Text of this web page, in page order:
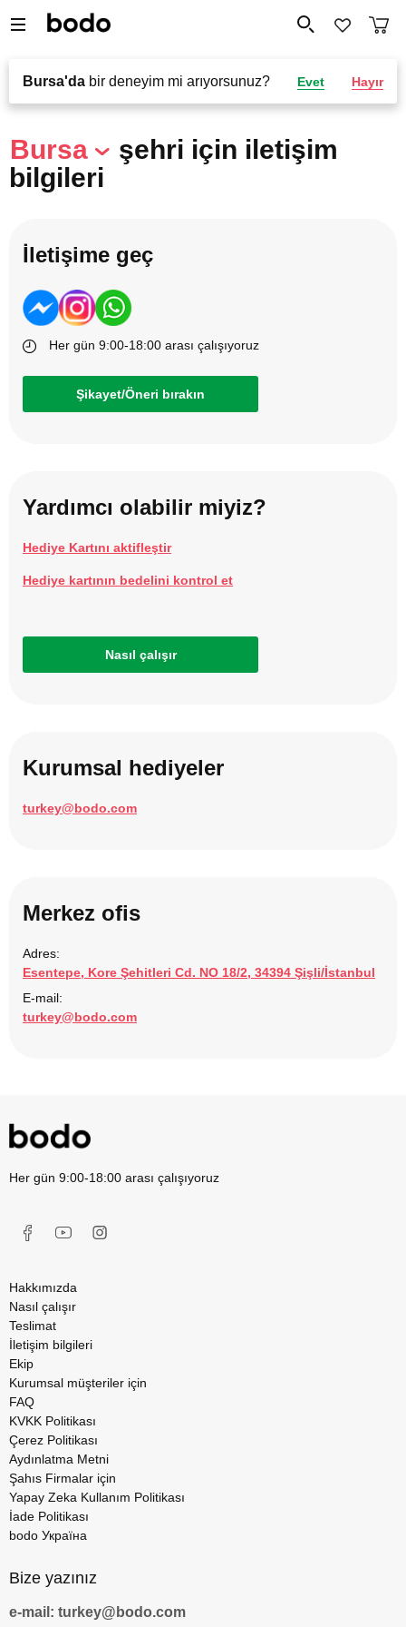
Bursa'da bir deneyim mi arıyorsunuz? Evet Hayır
Bursa
şehri için iletişim
bilgileri
İletişime geç
Her gün 9:00-18:00 arası çalışıyoruz
Şikayet/Öneri bırakın
Yardımcı olabilir miyiz?
Hediye Kartını aktifleştir
Hediye kartının bedelini kontrol et
Nasıl çalışır
Kurumsal hediyeler
turkey@bodo.com
Merkez ofis
Adres:
Esentepe, Kore Şehitleri Cd. NO 18/2, 34394 Şişli/İstanbul
E-mail:
turkey@bodo.com
Her gün 9:00-18:00 arası çalışıyoruz
Hakkımızda
Nasıl çalışır
Teslimat
İletişim bilgileri
Ekip
Kurumsal müşteriler için
FAQ
KVKK Politikası
Çerez Politikası
Aydınlatma Metni
Şahıs Firmalar için
Yapay Zeka Kullanım Politikası
İade Politikası
bodo Україна
Bize yazınız
e-mail: turkey@bodo.com